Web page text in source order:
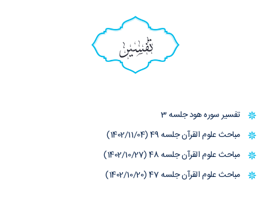
تفسیر
تفسیر سوره هود جلسه 3
مباحث علوم القرآن جلسه 49 (1402/11/04)
مباحث علوم القرآن جلسه 48 (1402/10/27)
مباحث علوم القرآن جلسه 47 (1402/10/20)